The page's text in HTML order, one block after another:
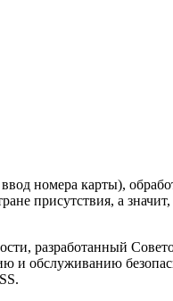
номера карты),
присутствия, а
разработанный
и обслуживанию